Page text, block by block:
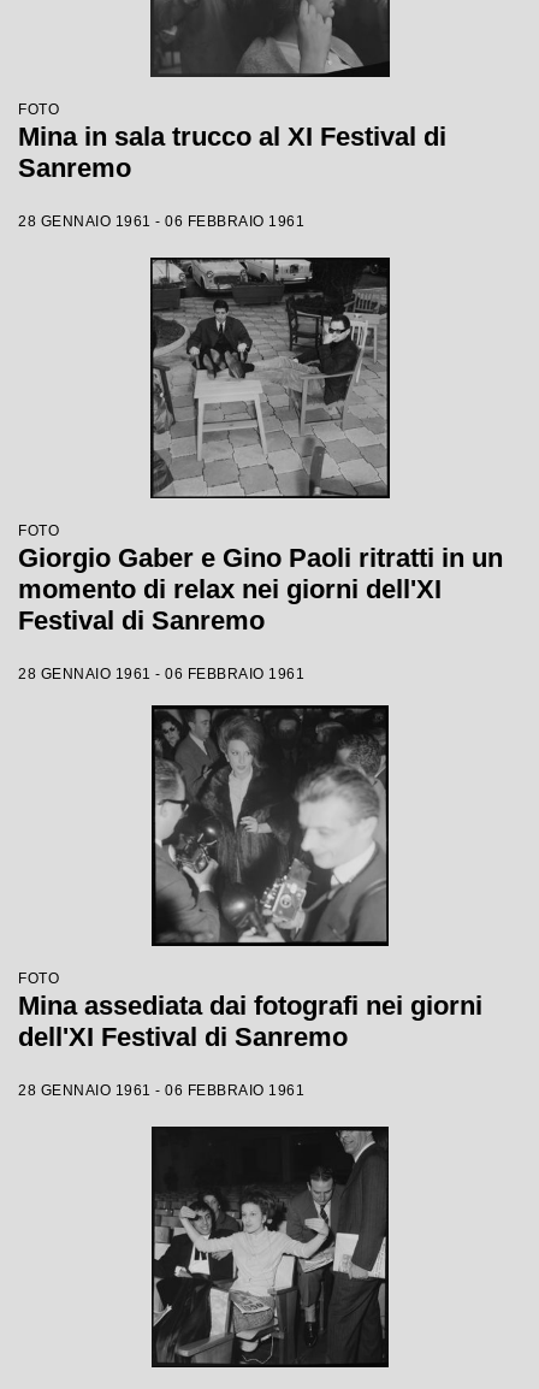
FOTO
Mina in sala trucco al XI Festival di
Sanremo
28 GENNAIO 1961 - 06 FEBBRAIO 1961
FOTO
Giorgio Gaber e Gino Paoli ritratti in un
momento di relax nei giorni dell'XI
Festival di Sanremo
28 GENNAIO 1961 - 06 FEBBRAIO 1961
FOTO
Mina assediata dai fotografi nei giorni
dell'XI Festival di Sanremo
28 GENNAIO 1961 - 06 FEBBRAIO 1961